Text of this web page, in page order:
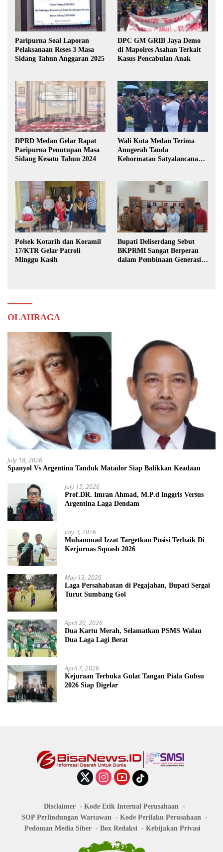
Paripurna Soal Laporan
Pelaksanaan Reses 3 Masa
Sidang Tahun Anggaran 2025
DPC GM GRIB Jaya Demo
di Mapolres Asahan Terkait
Kasus Pencabulan Anak
DPRD Medan Gelar Rapat
Paripurna Penutupan Masa
Sidang Kesatu Tahun 2024
Wali Kota Medan Terima
Anugerah Tanda
Kehormatan Satyalancana
Polsek Kotarih dan Koramil
17/KTR Gelar Patroli
Minggu Kasih
Bupati Deliserdang Sebut
BKPRMI Sangat Berperan
dalam Pembinaan Generasi
OLAHRAGA
July 18, 2026
Spanyol Vs Argentina Tanduk Matador Siap Balikkan Keadaan
July 15, 2026
Prof.DR. Imran Ahmad, M.P.d Inggris Versus
Argentina Laga Dendam
July 3, 2026
Muhammad Izzat Targetkan Posisi Terbaik Di
Kerjurnas Squash 2026
May 13, 2026
Laga Persahabatan di Pegajahan, Bupati Sergai
Turut Sumbang Gol
April 20, 2026
Dua Kartu Merah, Selamatkan PSMS Walau
Dua Laga Lagi Berat
April 7, 2026
Kejuraan Terbuka Gulat Tangan Piala Gubsu
2026 Siap Digelar
Disclaimer
Kode Etik Internal Perusahaan
SOP Perlindungan Wartawan
Kode Perilaku Perusahaan
Pedoman Media Siber
Box Redaksi Kebijakan Privasi